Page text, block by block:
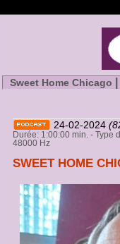
Sweet Home Chicago
24-02-2024
Durée: 1:00:00 min. - Type
48000 Hz
SWEET HOME